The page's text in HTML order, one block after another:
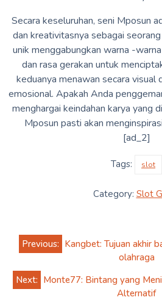
Secara keseluruhan, seni Mposun
dan kreativitasnya sebagai
unik menggabungkan warna -
dan rasa gerakan untuk
keduanya menawan secara visual
emosional. Apakah Anda
menghargai keindahan karya yang
Mposun pasti akan
[ad_2]
Tags: slot
Category: Slot
Post
navigation
Previous: Kangbet: Tujuan akhir
olahraga
Next: Monte77: Bintang yang
Alternatif